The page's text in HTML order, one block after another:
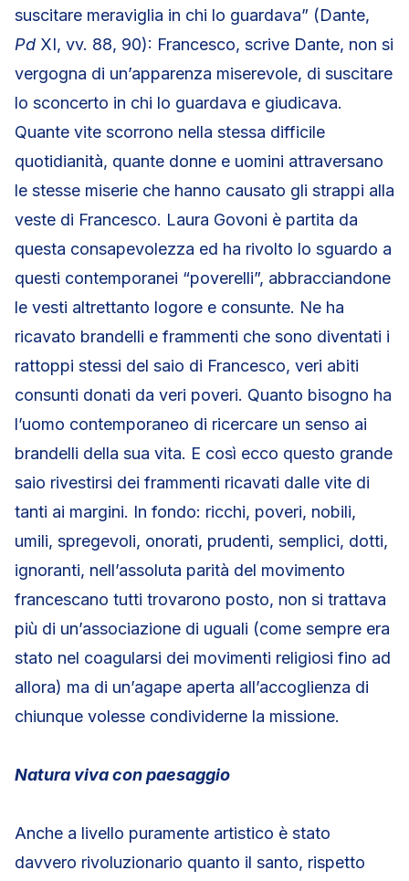
suscitare meraviglia in chi lo guardava” (Dante,
Pd XI, vv. 88, 90): Francesco, scrive Dante, non si
vergogna di un’apparenza miserevole, di suscitare
lo sconcerto in chi lo guardava e giudicava.
Quante vite scorrono nella stessa difficile
quotidianità, quante donne e uomini attraversano
le stesse miserie che hanno causato gli strappi alla
veste di Francesco. Laura Govoni è partita da
questa consapevolezza ed ha rivolto lo sguardo a
questi contemporanei “poverelli”, abbracciandone
le vesti altrettanto logore e consunte. Ne ha
ricavato brandelli e frammenti che sono diventati i
rattoppi stessi del saio di Francesco, veri abiti
consunti donati da veri poveri. Quanto bisogno ha
l’uomo contemporaneo di ricercare un senso ai
brandelli della sua vita. E così ecco questo grande
saio rivestirsi dei frammenti ricavati dalle vite di
tanti ai margini. In fondo: ricchi, poveri, nobili,
umili, spregevoli, onorati, prudenti, semplici, dotti,
ignoranti, nell’assoluta parità del movimento
francescano tutti trovarono posto, non si trattava
più di un’associazione di uguali (come sempre era
stato nel coagularsi dei movimenti religiosi fino ad
allora) ma di un’agape aperta all’accoglienza di
chiunque volesse condividerne la missione.
Natura viva con paesaggio
Anche a livello puramente artistico è stato
davvero rivoluzionario quanto il santo, rispetto